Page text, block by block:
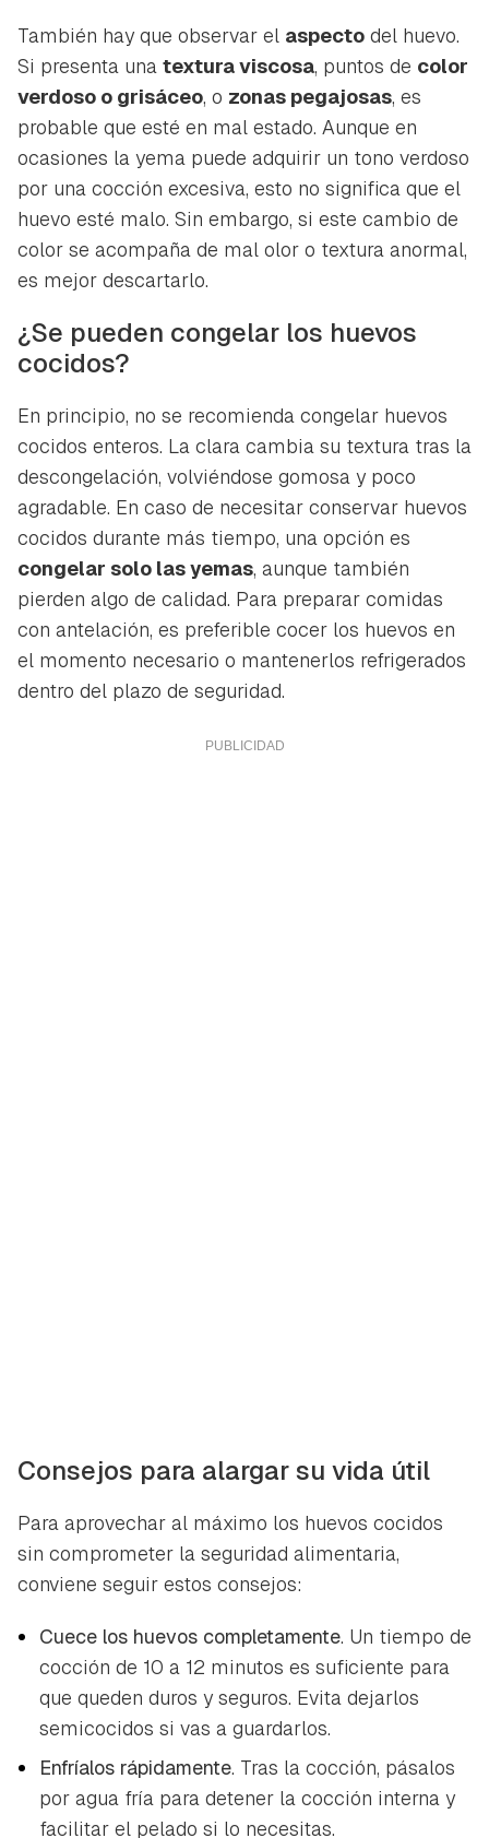
También hay que observar el aspecto del huevo.
Si presenta una textura viscosa, puntos de color
verdoso o grisáceo, o zonas pegajosas, es
probable que esté en mal estado. Aunque en
ocasiones la yema puede adquirir un tono verdoso
por una cocción excesiva, esto no significa que el
huevo esté malo. Sin embargo, si este cambio de
color se acompaña de mal olor o textura anormal,
es mejor descartarlo.
¿Se pueden congelar los huevos
cocidos?
En principio, no se recomienda congelar huevos
cocidos enteros. La clara cambia su textura tras la
descongelación, volviéndose gomosa y poco
agradable. En caso de necesitar conservar huevos
cocidos durante más tiempo, una opción es
congelar solo las yemas, aunque también
pierden algo de calidad. Para preparar comidas
con antelación, es preferible cocer los huevos en
el momento necesario o mantenerlos refrigerados
dentro del plazo de seguridad.
Consejos para alargar su vida útil
Para aprovechar al máximo los huevos cocidos
sin comprometer la seguridad alimentaria,
conviene seguir estos consejos:
Cuece los huevos completamente. Un tiempo de
cocción de 10 a 12 minutos es suficiente para
que queden duros y seguros. Evita dejarlos
semicocidos si vas a guardarlos.
Enfríalos rápidamente. Tras la cocción, pásalos
por agua fría para detener la cocción interna y
facilitar el pelado si lo necesitas.